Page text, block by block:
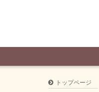
トップページ